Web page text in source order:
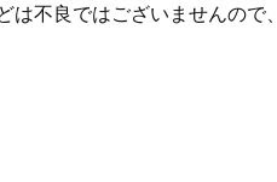
不良ではございませんので、